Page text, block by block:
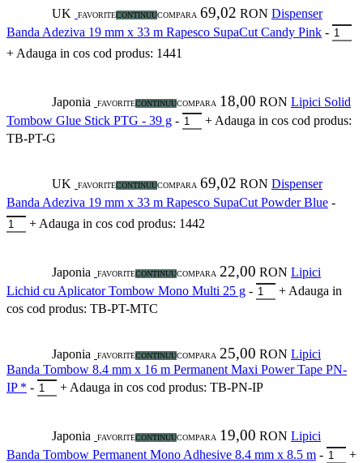
UK FAVORITECONTINUUCOMPARA 69,02 RON Dispenser
Banda Adeziva 19 mm x 33 m Rapesco SupaCut Candy Pink -
+ Adauga in cos cod produs: 1441
Japonia FAVORITECONTINUUCOMPARA 18,00 RON Lipici Solid
Tombow Glue Stick PTG - 39 g - + Adauga in cos cod produs:
TB-PT-G
UK FAVORITECONTINUUCOMPARA 69,02 RON Dispenser
Banda Adeziva 19 mm x 33 m Rapesco SupaCut Powder Blue -
+ Adauga in cos cod produs: 1442
Japonia FAVORITECONTINUUCOMPARA 22,00 RON Lipici
Lichid cu Aplicator Tombow Mono Multi 25 g - + Adauga in
cos cod produs: TB-PT-MTC
Japonia FAVORITECONTINUUCOMPARA 25,00 RON Lipici
Banda Tombow 8.4 mm x 16 m Permanent Maxi Power Tape PN-
IP * - + Adauga in cos cod produs: TB-PN-IP
Japonia FAVORITECONTINUUCOMPARA 19,00 RON Lipici
Banda Tombow Permanent Mono Adhesive 8.4 mm x 8.5 m -
+